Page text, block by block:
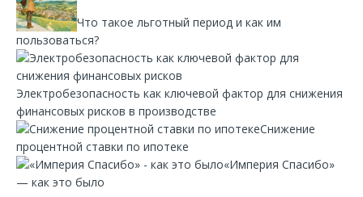
Что такое льготный период и как им
пользоваться?
Электробезопасность как ключевой фактор для снижения
финансовых рисков в производстве
Снижение
процентной ставки по ипотеке
«Империя Спасибо»
— как это было